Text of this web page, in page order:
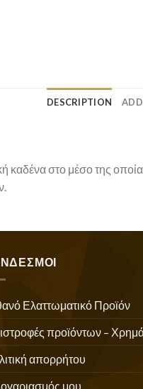
DESCRIPTION
στο μέσο της
Ελαττωματικό Προϊόν
προϊόντων –
απορρήτου
μου